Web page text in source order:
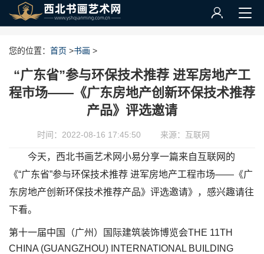
您的位置： 首页 >书画 >
“广东省”参与环保技术推荐 进军房地产工
程市场——《广东房地产创新环保技术推荐
产品》评选邀请
时间：2022-08-16 17:45:50 来源：互联网
今天，西北书画艺术网小易分享一篇来自互联网的
《“广东省”参与环保技术推荐 进军房地产工程市场——《广
东房地产创新环保技术推荐产品》评选邀请》，感兴趣请往
下看。
第十一届中国（广州）国际建筑装饰博览会THE 11TH
CHINA (GUANGZHOU) INTERNATIONAL BUILDING